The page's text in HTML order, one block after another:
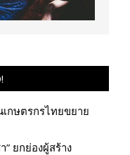
กษตรกรไทยขยาย
” ยกย่องผู้สร้าง